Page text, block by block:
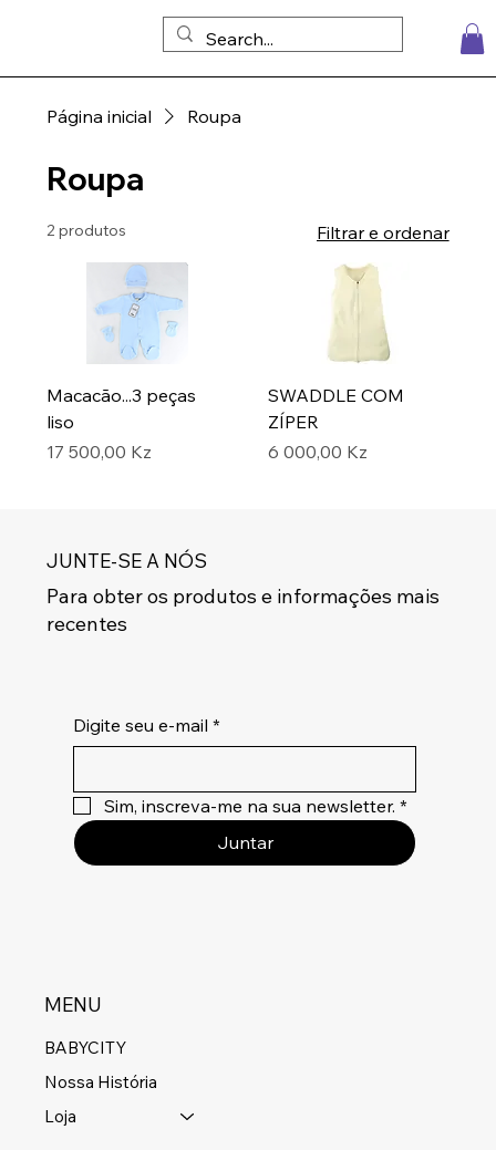
Página inicial Roupa
Roupa
2 produtos Filtrar e ordenar
Macacão...3 peças
liso
Preço
17 500,00 Kz
SWADDLE COM
ZÍPER
Preço
6 000,00 Kz
JUNTE-SE A NÓS
Para obter os produtos e informações mais
recentes
Digite seu e-mail *
Sim, inscreva-me na sua newsletter. *
Juntar
MENU
BABYCITY
Nossa História
Loja